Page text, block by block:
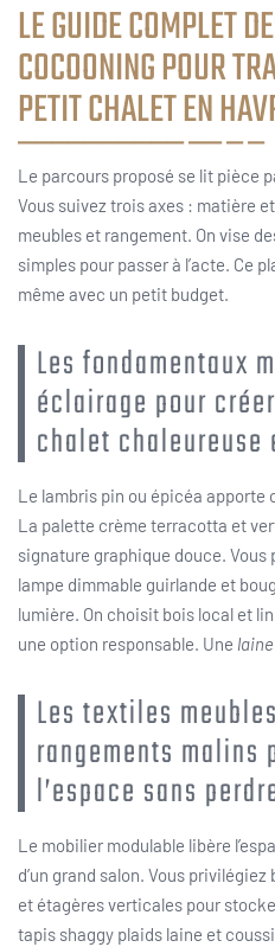
LE GUIDE COMPLET
COCOONING POUR
PETIT CHALET EN
Le parcours proposé se lit pièce
Vous suivez trois axes : matière
meubles et rangement. On vise
simples pour passer à l’acte. Ce
même avec un petit budget.
Les fondamentaux
éclairage pour
chalet chaleureuse
Le lambris pin ou épicéa apporte
La palette crème terracotta et
signature graphique douce. Vous
lampe dimmable guirlande et
lumière. On choisit bois local et
une option responsable. Une
Les textiles
rangements malins
l’espace sans
Le mobilier modulable libère
d’un grand salon. Vous
et étagères verticales pour
tapis shaggy plaids laine et